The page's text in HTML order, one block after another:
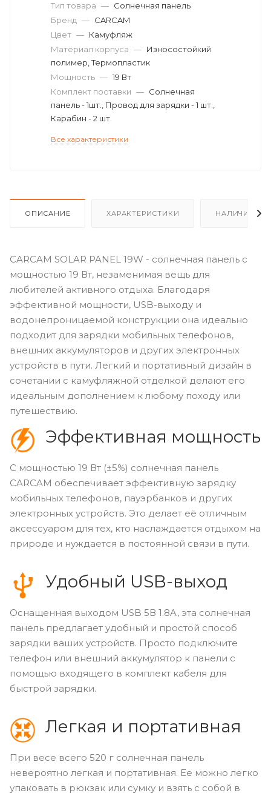
Тип товара — Солнечная панель
Бренд — CARCAM
Цвет — Камуфляж
Материал корпуса — Износостойкий
полимер, Термопластик
Мощность — 19 Вт
Комплект поставки — Солнечная
панель - 1шт., Провод для зарядки - 1 шт.,
Карабин - 2 шт.
Все характеристики
ОПИСАНИЕ ХАРАКТЕРИСТИКИ НАЛИЧИЕ
CARCAM SOLAR PANEL 19W - солнечная панель с
мощностью 19 Вт, незаменимая вещь для
любителей активного отдыха. Благодаря
эффективной мощности, USB-выходу и
водонепроницаемой конструкции она идеально
подходит для зарядки мобильных телефонов,
внешних аккумуляторов и других электронных
устройств в пути. Легкий и портативный дизайн в
сочетании с камуфляжной отделкой делают его
идеальным дополнением к любому походу или
путешествию.
Эффективная мощность
С мощностью 19 Вт (±5%) солнечная панель
CARCAM обеспечивает эффективную зарядку
мобильных телефонов, пауэрбанков и других
электронных устройств. Это делает её отличным
аксессуаром для тех, кто наслаждается отдыхом на
природе и нуждается в постоянной связи в пути.
Удобный USB-выход
Оснащенная выходом USB 5В 1.8A, эта солнечная
панель предлагает удобный и простой способ
зарядки ваших устройств. Просто подключите
телефон или внешний аккумулятор к панели с
помощью входящего в комплект кабеля для
быстрой зарядки.
Легкая и портативная
При весе всего 520 г солнечная панель
невероятно легкая и портативная. Ее можно легко
упаковать в рюкзак или сумку и взять с собой в